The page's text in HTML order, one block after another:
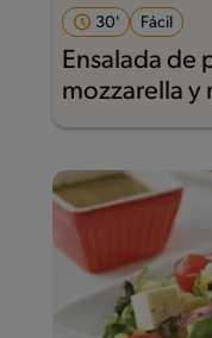
30' Fácil
Ensalada de
mozzarella y